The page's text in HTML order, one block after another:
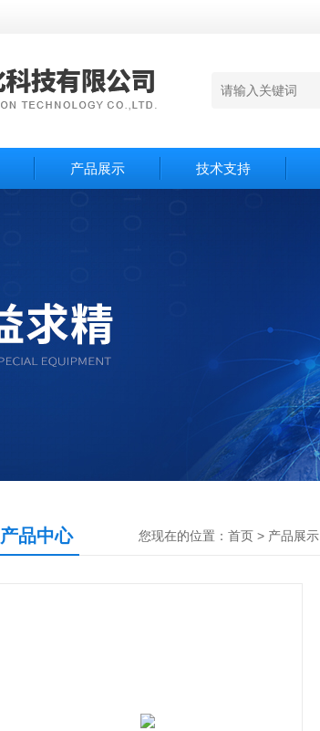
产品展示 技术支持
产品中心 您现在的位置： 首页 > 产品展示